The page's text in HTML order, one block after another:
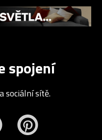
spojení
sociální sítě.